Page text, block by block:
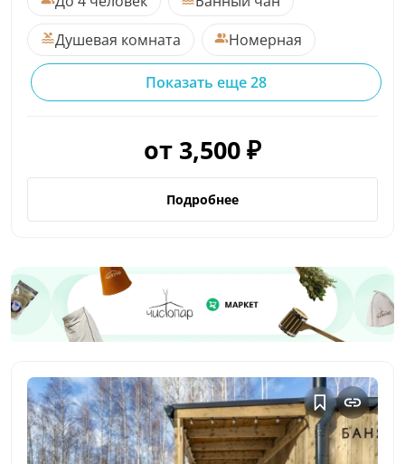
Душевая комната
Номерная
Показать еще 28
от 3,500 ₽
Подробнее